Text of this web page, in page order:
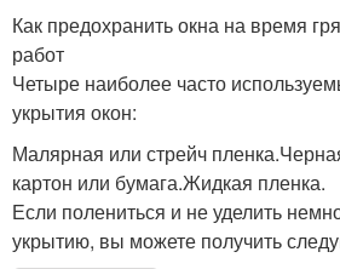
Как предохранить окна на время
работ
Четыре наиболее часто
укрытия окон:
Малярная или стрейч
картон или бумага.Жидкая пленка.
Если полениться и не уделить
укрытию, вы можете получить